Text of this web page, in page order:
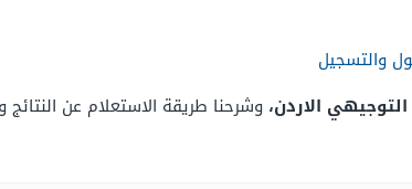
والتسجيل
الاردن، وشرحنا طريقة الاستعلام عن النتائج